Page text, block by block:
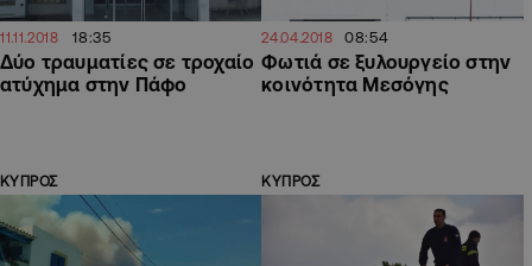
11.11.2018 18:35
Δύο τραυματίες σε τροχαίο
ατύχημα στην Πάφο
24.04.2018 08:54
Φωτιά σε ξυλουργείο στην
κοινότητα Μεσόγης
ΚΥΠΡΟΣ ΚΥΠΡΟΣ